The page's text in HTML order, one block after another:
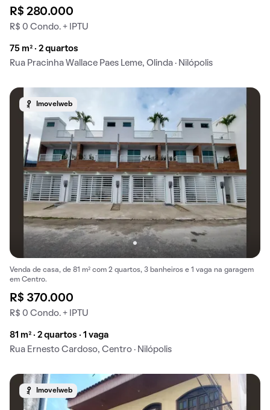
R$ 280.000
R$ 0 Condo. + IPTU
75 m² · 2 quartos
Rua Pracinha Wallace Paes Leme, Olinda · Nilópolis
Imovelweb
Venda de casa, de 81 m² com 2 quartos, 3 banheiros e 1 vaga na garagem
em Centro.
R$ 370.000
R$ 0 Condo. + IPTU
81 m² · 2 quartos · 1 vaga
Rua Ernesto Cardoso, Centro · Nilópolis
Imovelweb